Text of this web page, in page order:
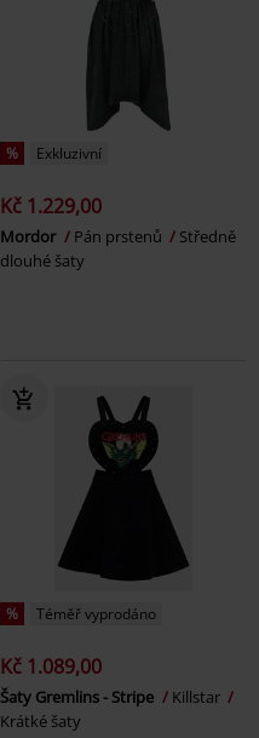
% Exkluzivní
Kč 1.229,00
Mordor Pán prstenů
Středně
dlouhé šaty
% Téměř vyprodáno
Kč 1.089,00
Šaty Gremlins - Stripe
Killstar
Krátké šaty